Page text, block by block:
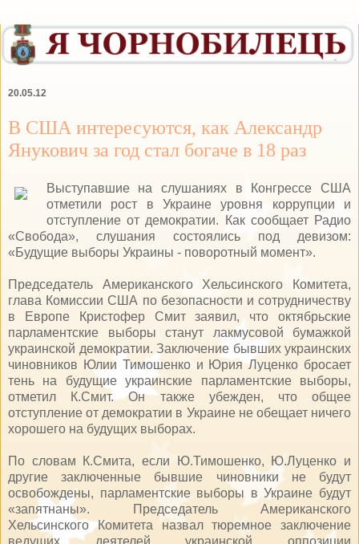
20.05.12
В США интересуются, как Александр
Янукович за год стал богаче в 18 раз
Выступавшие на слушаниях в Конгрессе США
отметили рост в Украине уровня коррупции и
отступление от демократии. Как сообщает Радио
«Свобода», слушания состоялись под девизом:
«Будущие выборы Украины - поворотный момент».
Председатель Американского Хельсинского Комитета,
глава Комиссии США по безопасности и сотрудничеству
в Европе Кристофер Смит заявил, что октябрьские
парламентские выборы станут лакмусовой бумажкой
украинской демократии. Заключение бывших украинских
чиновников Юлии Тимошенко и Юрия Луценко бросает
тень на будущие украинские парламентские выборы,
отметил К.Смит. Он также убежден, что общее
отступление от демократии в Украине не обещает ничего
хорошего на будущих выборах.
По словам К.Смита, если Ю.Тимошенко, Ю.Луценко и
другие заключенные бывшие чиновники не будут
освобождены, парламентские выборы в Украине будут
«запятнаны». Председатель Американского
Хельсинского Комитета назвал тюремное заключение
ведущих деятелей украинской оппозиции